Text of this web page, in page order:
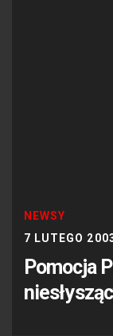
NEWSY
7 LUTEGO
Pomocja